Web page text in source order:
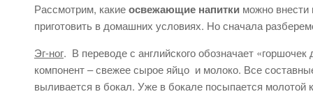
Рассмотрим, какиеосвежающие напитки можно внести
приготовить в домашних условиях. Но сначала
Эг-ног. В переводе с английского обозначает
компонент – свежее сырое яйцо и молоко. Все
выливается в бокал. Уже в бокале посыпается